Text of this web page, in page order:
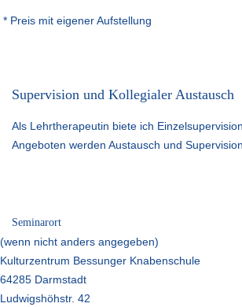
* Preis mit eigener Aufstellung
Supervision und Kollegialer Austausch
Als Lehrtherapeutin biete ich
Angeboten werden Austausch und
Seminarort
(wenn nicht anders angegeben)
Kulturzentrum Bessunger Knabenschule
64285 Darmstadt
Ludwigshöhstr. 42